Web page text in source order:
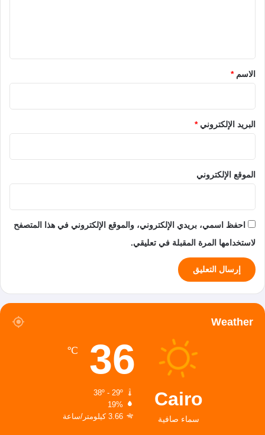
*الاسم*
البريد الإلكتروني*
الموقع الإلكتروني
احفظ اسمي، بريدي الإلكتروني، والموقع الإلكتروني في هذا المتصفح
لاستخدامها المرة المقبلة في تعليقي.
Weather
Cairo
سماء صافية
36
℃
38º - 29º
19%
3.66 كيلومتر/ساعة